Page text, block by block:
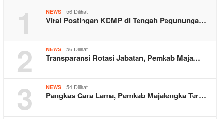
1 NEWS 56 Dilihat
Viral Postingan KDMP di Tengah Pegununga…
2 NEWS 56 Dilihat
Transparansi Rotasi Jabatan, Pemkab Maja…
3 NEWS 54 Dilihat
Pangkas Cara Lama, Pemkab Majalengka Ter…